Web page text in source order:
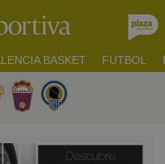
BASKET FUTBOL